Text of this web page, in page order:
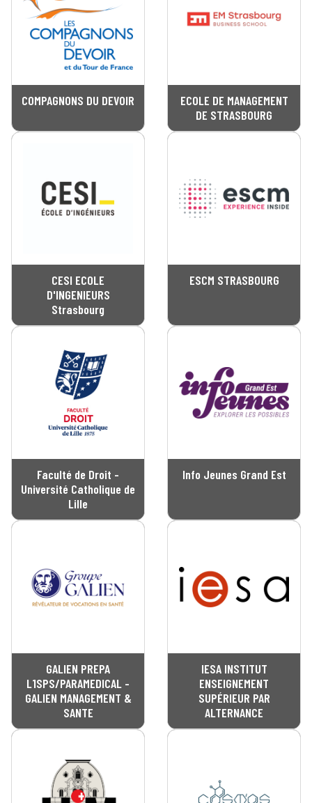
COMPAGNONS DU DEVOIR
ECOLE DE MANAGEMENT
DE STRASBOURG
CESI ECOLE
D'INGENIEURS
Strasbourg
ESCM STRASBOURG
Faculté de Droit -
Université Catholique de
Lille
Info Jeunes Grand Est
GALIEN PREPA
L1SPS/PARAMEDICAL -
GALIEN MANAGEMENT &
SANTE
IESA INSTITUT
ENSEIGNEMENT
SUPÉRIEUR PAR
ALTERNANCE